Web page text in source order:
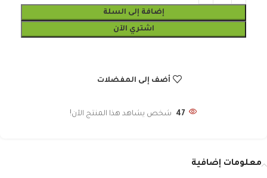
إضافة إلى السلة
اشتري الآن
أضف إلى المفضلات
47 شخص يشاهد هذا المنتج الآن!
معلومات إضافية